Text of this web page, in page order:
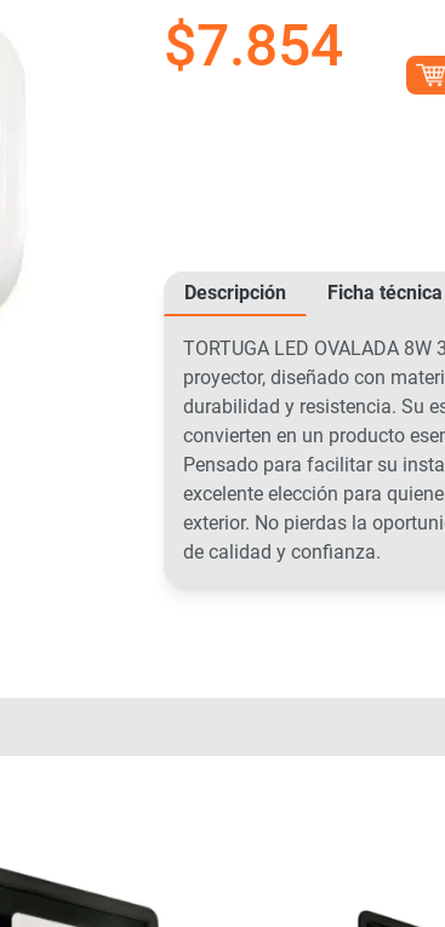
$7.854
Descripción Ficha técnica
TORTUGA LED OVALADA
proyector, diseñado con
durabilidad y resistencia. Su
convierten en un producto
Pensado para facilitar su
excelente elección para
exterior. No pierdas la
de calidad y confianza.